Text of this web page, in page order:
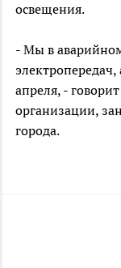
освещения.
- Мы в
электропередач,
апреля, -
организации,
города.